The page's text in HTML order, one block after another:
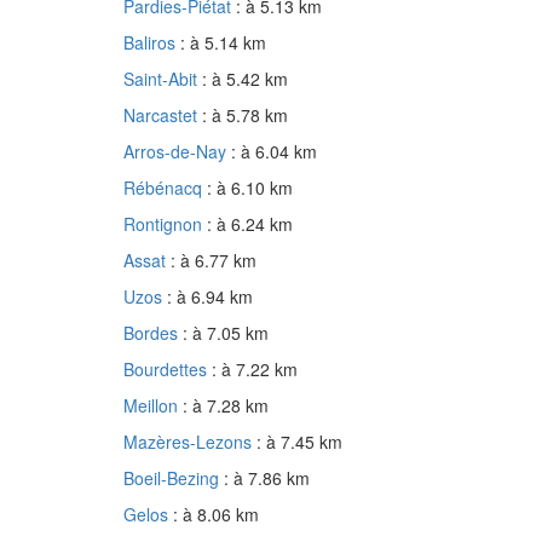
Pardies-Piétat : à 5.13 km
Baliros : à 5.14 km
Saint-Abit : à 5.42 km
Narcastet : à 5.78 km
Arros-de-Nay : à 6.04 km
Rébénacq : à 6.10 km
Rontignon : à 6.24 km
Assat : à 6.77 km
Uzos : à 6.94 km
Bordes : à 7.05 km
Bourdettes : à 7.22 km
Meillon : à 7.28 km
Mazères-Lezons : à 7.45 km
Boeil-Bezing : à 7.86 km
Gelos : à 8.06 km